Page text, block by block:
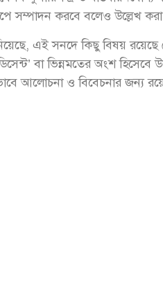
সম্পাদন করবে বলেও উল্লেখ
এই সনদে কিছু বিষয়
বা ভিন্নমতের অংশ
আলোচনা ও বিবেচনার জন্য